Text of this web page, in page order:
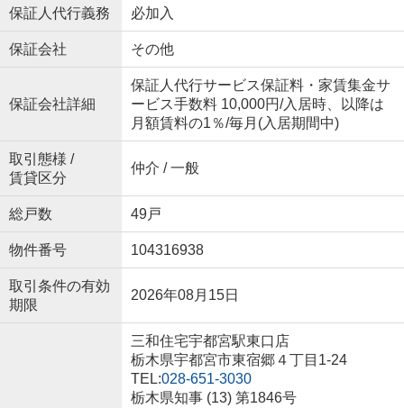
保証人代行義務 必加入
保証会社 その他
保証会社詳細
保証人代行サービス保証料・家賃集金サ
ービス手数料 10,000円/入居時、以降は
月額賃料の1％/毎月(入居期間中)
取引態様 /
賃貸区分
仲介 / 一般
総戸数 49戸
物件番号 104316938
取引条件の有効
期限
2026年08月15日
三和住宅宇都宮駅東口店
栃木県宇都宮市東宿郷４丁目1-24
TEL:028-651-3030
栃木県知事 (13) 第1846号